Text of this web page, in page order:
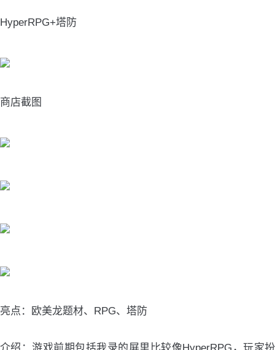
HyperRPG+塔防
商店截图
亮点：欧美龙题材、RPG、塔防